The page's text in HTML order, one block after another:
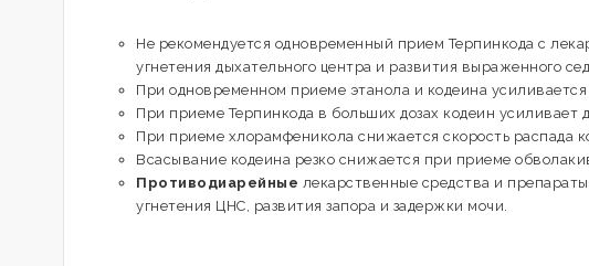
Не рекомендуется одновременный прием Терпинкода с
угнетения дыхательного центра и развития выраженного
При одновременном приеме этанола и кодеина
При приеме Терпинкода в больших дозах кодеин усиливает
При приеме хлорамфеникола снижается скорость распада
Всасывание кодеина резко снижается при приеме
Противодиарейные лекарственные средства и
угнетения ЦНС, развития запора и задержки мочи.